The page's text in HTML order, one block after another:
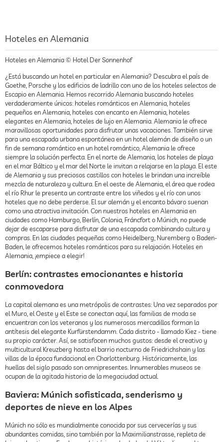
Hoteles en Alemania
Hoteles en Alemania © Hotel Der Sonnenhof
¿Está buscando un hotel en particular en Alemania? Descubra el país de
Goethe, Porsche y los edificios de ladrillo con uno de los hoteles selectos de
Escapio en Alemania. Hemos recorrido Alemania buscando hoteles
verdaderamente únicos: hoteles románticos en Alemania, hoteles
pequeños en Alemania, hoteles con encanto en Alemania, hoteles
elegantes en Alemania, hoteles de lujo en Alemania. Alemania le ofrece
maravillosas oportunidades para disfrutar unas vacaciones. También sirve
para una escapada urbana espontánea en un hotel alemán de diseño o un
fin de semana romántico en un hotel romántico, Alemania le ofrece
siempre la solución perfecta. En el norte de Alemania, los hoteles de playa
en el mar Báltico y el mar del Norte le invitan a relajarse en la playa. El este
de Alemania y sus preciosos castillos con hoteles le brindan una increíble
mezcla de naturaleza y cultura. En el oeste de Alemania, el área que rodea
el río Rhur le presenta un contraste entre los viñedos y el río con unos
hoteles que no debe perderse. El sur alemán y el encanto bávaro suenan
como una atractiva invitación. Con nuestros hoteles en Alemania en
ciudades como Hamburgo, Berlín, Colonia, Fráncfort o Múnich, no puede
dejar de escaparse para disfrutar de una escapada combinando cultura y
compras. En las ciudades pequeñas como Heidelberg, Nuremberg o Baden-
Baden, le ofrecemos hoteles románticos para su relajación. Hoteles en
Alemania, ¡empiece a elegir!
Berlín: contrastes emocionantes e historia
conmovedora
La capital alemana es una metrópolis de contrastes: Una vez separados por
el Muro, el Oeste y el Este se conectan aquí, las familias de moda se
encuentran con los veteranos y los numerosos mercadillos forman la
antítesis del elegante Kurfürstendamm. Cada distrito - llamado Kiez - tiene
su propio carácter. Así, se satisfacen muchos gustos: desde el creativo y
multicultural Kreuzberg hasta el barrio nocturno de Friedrichshain y las
villas de la época fundacional en Charlottenburg. Históricamente, las
huellas del siglo pasado son omnipresentes. Innumerables museos se
ocupan de la agitada historia de la megaciudad actual.
Baviera: Múnich sofisticada, senderismo y
deportes de nieve en los Alpes
Múnich no sólo es mundialmente conocida por sus cervecerías y sus
abundantes comidas, sino también por la Maximilianstrasse, repleta de